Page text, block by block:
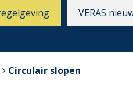
VERAS
Circulair slopen